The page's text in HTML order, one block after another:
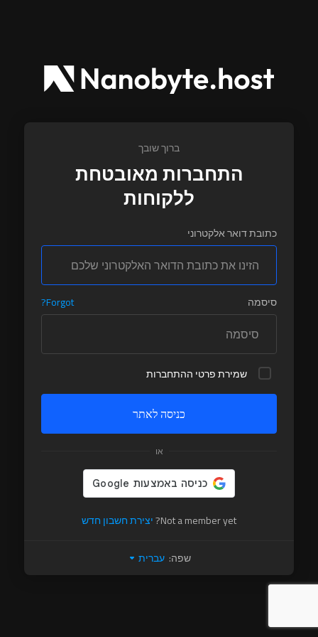
ברוך שובך
התחברות מאובטחת
ללקוחות
כתובת דואר אלקטרוני
סיסמה Forgot?
שמירת פרטי ההתחברות
כניסה לאתר
או
Not a member yet? יצירת חשבון חדש
שפה: עברית